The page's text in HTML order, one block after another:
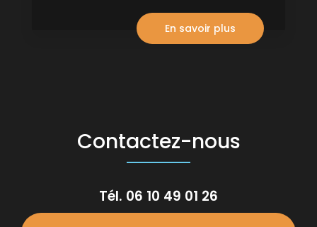
En savoir plus
Contactez-nous
Tél. 06 10 49 01 26